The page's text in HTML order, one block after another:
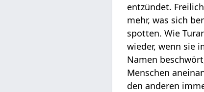
entzündet.
mehr, was sich
spotten. Wie
wieder, wenn sie
Namen
Menschen
den anderen